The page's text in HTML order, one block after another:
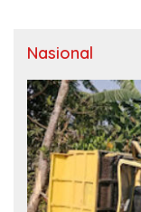
Nasional